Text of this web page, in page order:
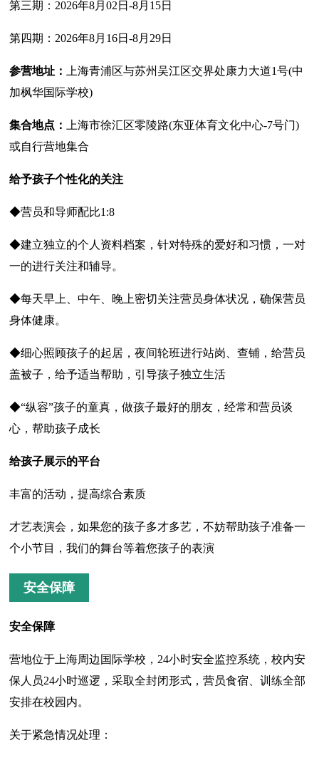
第三期：2026年8月02日-8月15日
第四期：2026年8月16日-8月29日
参营地址：
上海青浦区与苏州吴江区交界处康力大道1号(中
加枫华国际学校)
集合地点：
上海市徐汇区零陵路(东亚体育文化中心-7号门)
或自行营地集合
给予孩子个性化的关注
◆营员和导师配比1:8
◆建立独立的个人资料档案，针对特殊的爱好和习惯，一对
一的进行关注和辅导。
◆每天早上、中午、晚上密切关注营员身体状况，确保营员
身体健康。
◆细心照顾孩子的起居，夜间轮班进行站岗、查铺，给营员
盖被子，给予适当帮助，引导孩子独立生活
◆“纵容”孩子的童真，做孩子最好的朋友，经常和营员谈
心，帮助孩子成长
给孩子展示的平台
丰富的活动，提高综合素质
才艺表演会，如果您的孩子多才多艺，不妨帮助孩子准备一
个小节目，我们的舞台等着您孩子的表演
安全保障
安全保障
营地位于上海周边国际学校，24小时安全监控系统，校内安
保人员24小时巡逻，采取全封闭形式，营员食宿、训练全部
安排在校园内。
关于紧急情况处理：